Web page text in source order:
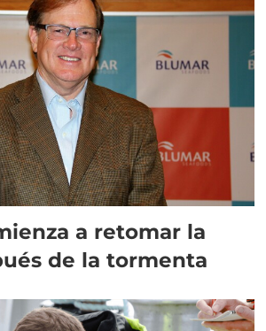
a retomar la
de la tormenta